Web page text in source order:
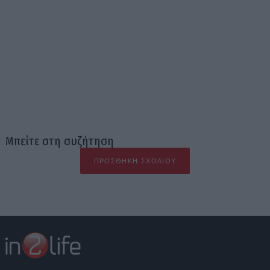
Μπείτε στη συζήτηση
ΠΡΟΣΘΉΚΗ ΣΧΟΛΊΟΥ